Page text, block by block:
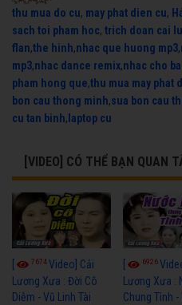
thu mua do cu, may phat dien cu,
sach toi pham hoc, trich doan cai
flan,the hinh,nhac que huong mp3,
mp3,nhac dance remix,nhac cho
pham hong que,thu mua may phat
bon cau thong minh,sua bon cau
cu tan binh, laptop cu
[VIDEO] CÓ THỂ BẠN QUAN
7674Video] Cải
Lương Xưa : Đời Cô
Diễm - Vũ Linh Tài
6926
Lương Xưa :
Chung Tình -